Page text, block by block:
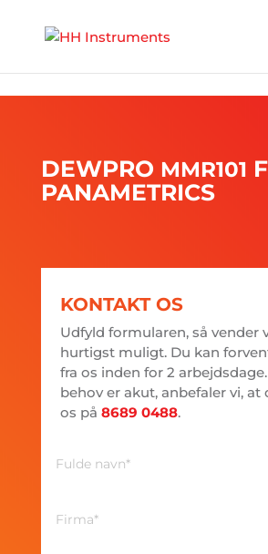
DEWPRO MMR101
PANAMETRICS
KONTAKT OS
Udfyld formularen, så vender
hurtigst muligt. Du kan
fra os inden for 2
behov er akut, anbefaler vi, at
os på 8689 0488.